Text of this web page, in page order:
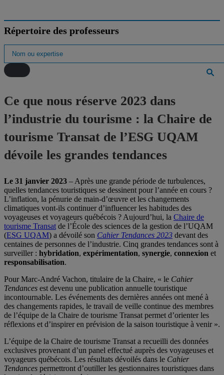
Répertoire des professeurs
Ce que nous réserve 2023 dans
l’industrie du tourisme : la Chaire de
tourisme Transat de l’ESG UQAM
dévoile les grandes tendances
Le 31 janvier 2023 – Après une grande période de turbulences,
quelles tendances touristiques se dessinent pour l’année en cours ?
L’inflation, la pénurie de main-d’œuvre et les changements
climatiques vont-ils continuer d’influencer les habitudes des
voyageuses et voyageurs québécois ? Aujourd’hui, la Chaire de
tourisme Transat de l’École des sciences de la gestion de l’UQAM
(ESG UQAM) a dévoilé son Cahier Tendances 2023 devant des
centaines de personnes de l’industrie. Cinq grandes tendances sont à
surveiller : hybridation, expérimentation, synergie, connexion et
responsabilisation.
Pour Marc-André Vachon, titulaire de la Chaire, « le Cahier
Tendances est devenu une publication annuelle touristique
incontournable. Les événements des dernières années ont mené à
des changements rapides, le travail de veille continue des membres
de l’équipe de la Chaire de tourisme Transat permet d’orienter les
réflexions et d’inspirer en prévision de la saison touristique à venir ».
L’équipe de la Chaire de tourisme Transat a recueilli des données
exclusives provenant d’un panel effectué auprès des voyageuses et
voyageurs québécois. Les résultats dévoilés dans le Cahier
Tendances permettront d’outiller les gestionnaires touristiques dans